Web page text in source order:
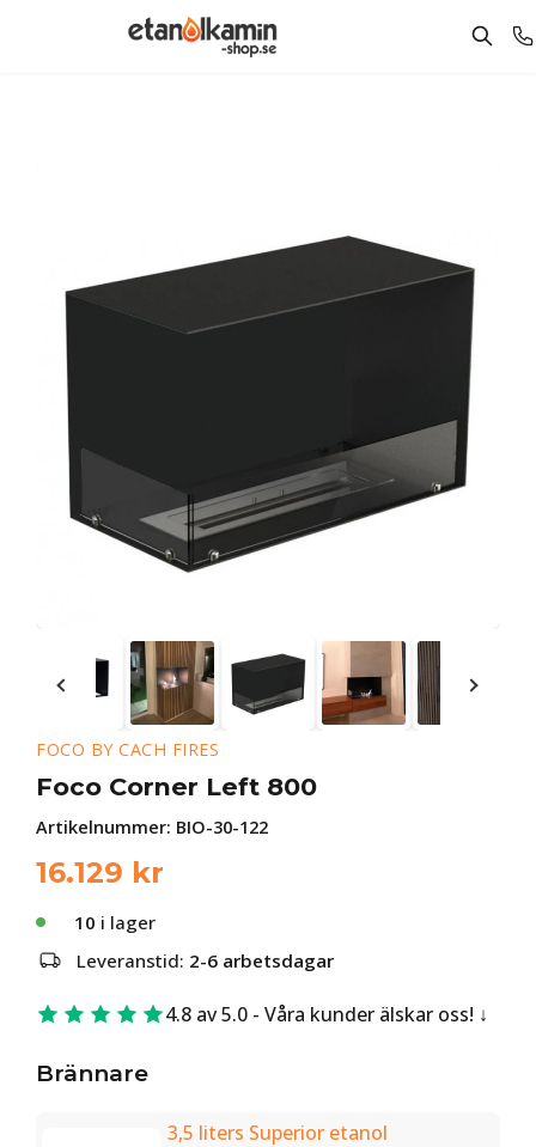
FOCO BY CACH FIRES
Foco Corner Left 800
Artikelnummer: BIO-30-122
16.129 kr
10 i lager
Leveranstid: 2-6 arbetsdagar
4.8 av 5.0 - Våra kunder älskar oss!
Brännare
3,5 liters Superior etanol